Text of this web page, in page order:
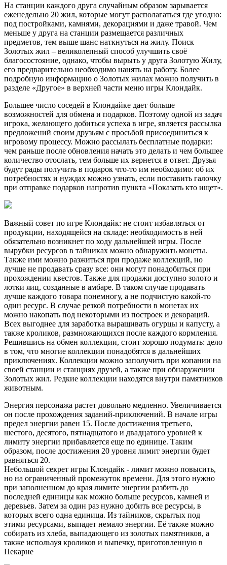
На станции каждого друга случайным образом зарывается
еженедельно 20 жил, которые могут располагаться где угодно:
под постройками, камнями, декорациями и даже травой. Чем
меньше у друга на станции размещается различных
предметов, тем выше шанс наткнуться на жилу. Поиск
Золотых жил – великолепный способ улучшить своё
благосостояние, однако, чтобы вырыть у друга Золотую Жилу,
его предварительно необходимо нанять на работу. Более
подробную информацию о Золотых жилах можно получить в
разделе «Другое» в верхней части меню игры Клондайк.
Большее число соседей в Клондайке дает больше
возможностей для обмена и подарков. Поэтому одной из задач
игрока, желающего добиться успеха в игре, является рассылка
предложений своим друзьям с просьбой присоединиться к
игровому процессу. Можно рассылать бесплатные подарки:
чем раньше после обновления начать это делать и чем большее
количество отослать, тем больше их вернется в ответ. Друзья
будут рады получить в подарок что-то им необходимо: об их
потребностях и нуждах можно узнать, если поставить галочку
при отправке подарков напротив пункта «Показать кто ищет».
Важный совет по игре Клондайк: не стоит избавляться от
продукции, находящейся на складе: необходимость в ней
обязательно возникнет по ходу дальнейшей игры. После
вырубки ресурсов в тайниках можно обнаружить монеты.
Также ими можно разжиться при продаже коллекций, но
лучше не продавать сразу все: они могут понадобиться при
прохождении квестов. Также для продажи доступно золото и
лотки яиц, созданные в амбаре. В таком случае продавать
лучше каждого товара понемногу, а не подчистую какой-то
один ресурс. В случае резкой потребности в монетах их
можно накопать под некоторыми из построек и декораций.
Всех выгоднее для заработка выращивать огурцы и капусту, а
также кроликов, размножающихся после каждого кормления.
Решившись на обмен коллекции, стоит хорошо подумать: дело
в том, что многие коллекции понадобятся в дальнейших
приключениях. Коллекции можно заполучить при копании на
своей станции и станциях друзей, а также при обнаружении
Золотых жил. Редкие коллекции находятся внутри памятников
животным.
Энергия персонажа растет довольно медленно. Увеличивается
он после прохождения заданий-приключений. В начале игры
предел энергии равен 15. После достижения третьего,
шестого, десятого, пятнадцатого и двадцатого уровней к
лимиту энергии прибавляется еще по единице. Таким
образом, после достижения 20 уровня лимит энергии будет
равняться 20.
Небольшой секрет игры Клондайк - лимит можно повысить,
но на ограниченный промежуток времени. Для этого нужно
при заполненном до края лимите энергии разбить до
последней единицы как можно больше ресурсов, камней и
деревьев. Затем за один раз нужно добить все ресурсы, в
которых всего одна единица. Из тайников, скрытых под
этими ресурсами, выпадет немало энергии. Её также можно
собирать из хлеба, выпадающего из золотых памятников, а
также используя кроликов и выпечку, приготовленную в
Пекарне